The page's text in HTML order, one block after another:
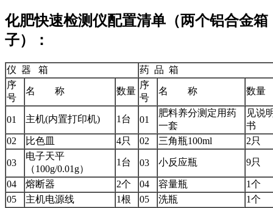
化肥快速检测仪配置清单（两个铝合金箱
子）：
仪 器 箱
药 品 箱
序
号
名 称 数量
序
号
名 称 数量
01 主机(内置打印机) 1台 01
肥料养分测定用药
一套
见说
书
02
比色皿 4只 02 三角瓶100ml 2只
03
电子天平
（100g/0.01g）
1台 03 小反应瓶 9只
04 熔断器 2个 04 容量瓶
1个
05
主机电源线 1根 05 洗瓶
1个